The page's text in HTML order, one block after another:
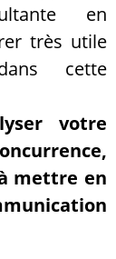
en
très utile
cette
votre
mettre en